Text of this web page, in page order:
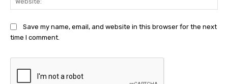
Save my name, email, and website in this browser for the next
time I comment.